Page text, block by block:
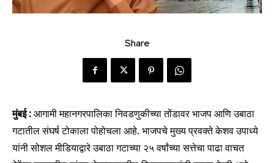
Share
मुंबई : आगामी महानगरपालिका निवडणुकीच्या तोंडावर भाजप आणि उबाठा
गटातील संघर्ष टोकाला पोहोचला आहे. भाजपचे मुख्य प्रवक्ते केशव उपाध्ये
यांनी सोशल मीडियाद्वारे उबाठा गटाच्या २५ वर्षांच्या सत्तेचा पाढा वाचत